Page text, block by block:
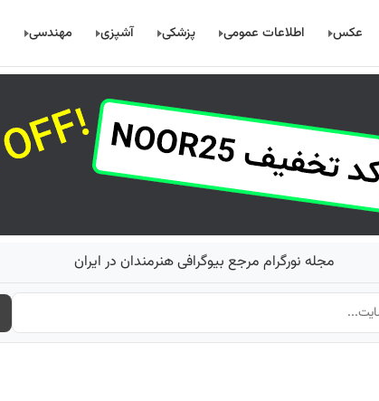
عکس اطلاعات عمومی پزشکی آشپزی مهندسی
مجله نورگرام مرجع بیوگرافی هنرمندان در ایران